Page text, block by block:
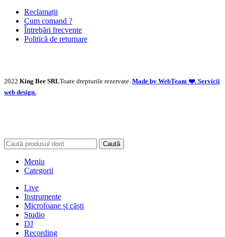
Reclamații
Cum comand ?
Întrebări frecvente
Politică de returnare
2022 King Bee SRLToate drepturile rezervate. Made by WebTeam ❤️. Servicii
web design.
Caută
Meniu
Categorii
Live
Instrumente
Microfoane și căști
Studio
DJ
Recording